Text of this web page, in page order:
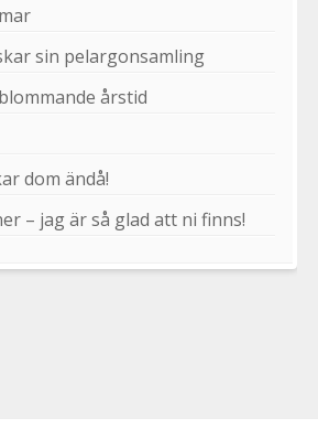
sin pelargonsamling
årstid
dom ändå!
– jag är så glad att ni finns!